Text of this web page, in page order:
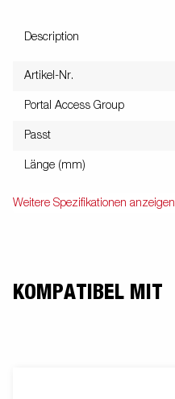
Description
Artikel-Nr.
Portal Access Group
Passt
Länge (mm)
Weitere Spezifikationen anzeigen
KOMPATIBEL MIT